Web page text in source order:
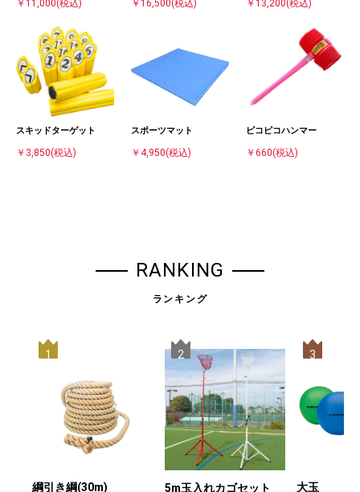
￥11,000(税込) ￥16,500(税込) ￥13,200(税込)
スキッドターゲット
￥3,850(税込)
スポーツマット
￥4,950(税込)
ピコピコハンマー
￥660(税込)
RANKING
ランキング
1
綱引き綱(30m)
2
5m玉入れカゴセット
3
大玉